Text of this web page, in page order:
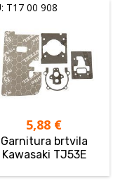
T17 00 908
5,88 €
Garnitura brtvila
Kawasaki TJ53E